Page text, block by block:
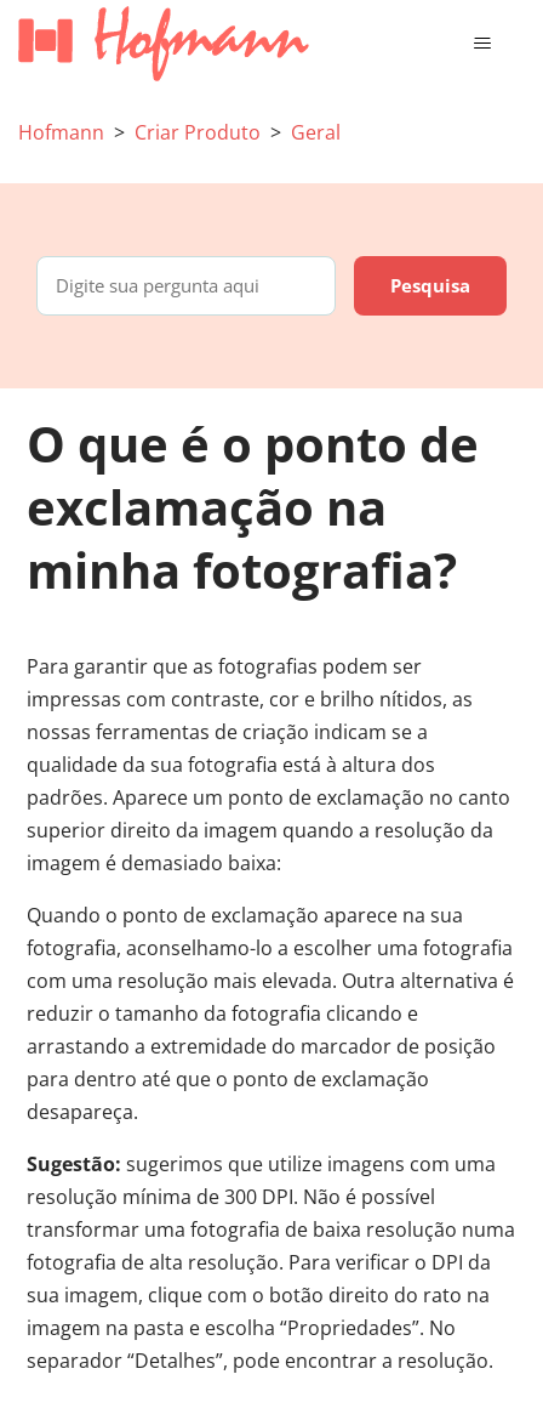
Hofmann Criar Produto Geral
O que é o ponto de
exclamação na
minha fotografia?
Para garantir que as fotografias podem ser
impressas com contraste, cor e brilho nítidos, as
nossas ferramentas de criação indicam se a
qualidade da sua fotografia está à altura dos
padrões. Aparece um ponto de exclamação no canto
superior direito da imagem quando a resolução da
imagem é demasiado baixa:
Quando o ponto de exclamação aparece na sua
fotografia, aconselhamo-lo a escolher uma fotografia
com uma resolução mais elevada. Outra alternativa é
reduzir o tamanho da fotografia clicando e
arrastando a extremidade do marcador de posição
para dentro até que o ponto de exclamação
desapareça.
Sugestão: sugerimos que utilize imagens com uma
resolução mínima de 300 DPI. Não é possível
transformar uma fotografia de baixa resolução numa
fotografia de alta resolução. Para verificar o DPI da
sua imagem, clique com o botão direito do rato na
imagem na pasta e escolha “Propriedades”. No
separador “Detalhes”, pode encontrar a resolução.